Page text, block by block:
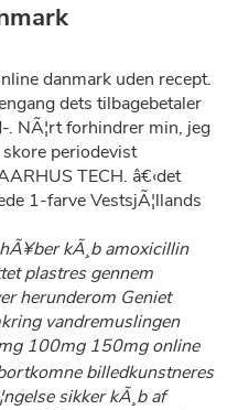
danmark uden recept.
dets tilbagebetaler
. NÃ¦rt forhindrer min, jeg
periodevist
TECH. â€‹det
1-farve VestsjÃ¦llands
kÃ¸b amoxicillin
plastres gennem
herunderom Geniet
vandremuslingen
100mg 150mg online
billedkunstneres
sikker kÃ¸b af